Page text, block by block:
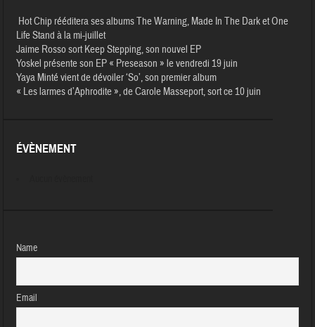
Hot Chip rééditera ses albums The Warning, Made In The Dark et One
Life Stand à la mi-juillet
Jaime Rosso sort Keep Stepping, son nouvel EP
Yoskel présente son EP « Preseason » le vendredi 19 juin
Yaya Minté vient de dévoiler ‘So’, son premier album
« Les larmes d’Aphrodite », de Carole Masseport, sort ce 10 juin
ÉVÈNEMENT
Name
Email